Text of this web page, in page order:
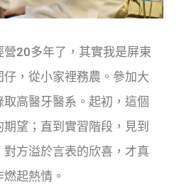
20多年了，其實我是屏東
，從小家裡務農。參加大
高醫牙醫系。起初，這個
望；直到實習階段，見到
方溢於言表的欣喜，才真
起熱情。